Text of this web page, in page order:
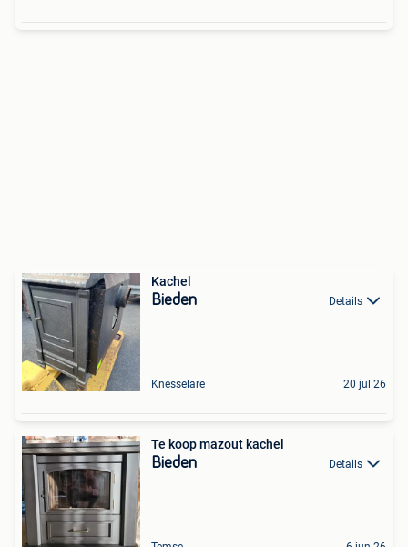
Kachel
Bieden Details
Knesselare 20 jul 26
Te koop mazout kachel
Bieden Details